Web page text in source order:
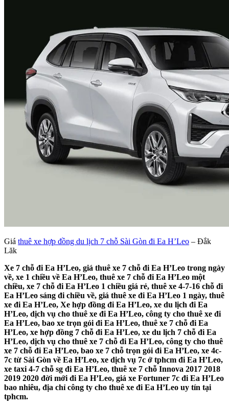
Giá thuê xe hợp đồng du lịch 7 chỗ Sài Gòn đi Ea H’Leo – Đắk
Lăk
Xe 7 chỗ đi Ea H’Leo, giá thuê xe 7 chỗ đi Ea H’Leo trong ngày
về, xe 1 chiều về Ea H’Leo, thuê xe 7 chỗ đi Ea H’Leo một
chiều, xe 7 chỗ đi Ea H’Leo 1 chiều giá rẻ, thuê xe 4-7-16 chỗ đi
Ea H’Leo sáng đi chiều về, giá thuê xe đi Ea H’Leo 1 ngày, thuê
xe đi Ea H’Leo, Xe hợp đồng đi Ea H’Leo, xe du lịch đi Ea
H’Leo, dịch vụ cho thuê xe đi Ea H’Leo, công ty cho thuê xe đi
Ea H’Leo, bao xe trọn gói đi Ea H’Leo, thuê xe 7 chỗ đi Ea
H’Leo, xe hợp đồng 7 chỗ đi Ea H’Leo, xe du lịch 7 chỗ đi Ea
H’Leo, dịch vụ cho thuê xe 7 chỗ đi Ea H’Leo, công ty cho thuê
xe 7 chỗ đi Ea H’Leo, bao xe 7 chỗ trọn gói đi Ea H’Leo, xe 4c-
7c từ Sài Gòn về Ea H’Leo, xe dịch vụ 7c ở tphcm đi Ea H’Leo,
xe taxi 4-7 chỗ sg đi Ea H’Leo, thuê xe 7 chỗ Innova 2017 2018
2019 2020 đời mới đi Ea H’Leo, giá xe Fortuner 7c đi Ea H’Leo
bao nhiêu, địa chỉ công ty cho thuê xe đi Ea H’Leo uy tín tại
tphcm.